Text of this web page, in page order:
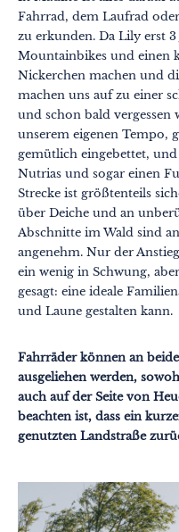
Fahrrad, dem Laufrad
zu erkunden. Da Lily erst
Mountainbikes und einen
Nickerchen machen und
machen uns auf zu einer
und schon bald vergessen
unserem eigenen Tempo,
gemütlich eingebettet,
Nutrias und sogar einen
Strecke ist größtenteils
über Deiche und an
Abschnitte im Wald sind
angenehm. Nur der
ein wenig in Schwung,
gesagt: eine ideale
und Laune gestalten kann.
Fahrräder können an
ausgeliehen werden,
auch auf der Seite von
beachten ist, dass ein
genutzten Landstraße